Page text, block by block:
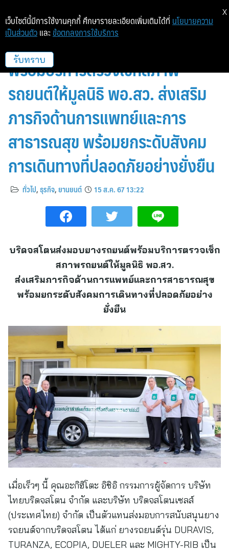
บริดจสโตนส่งมอบยางรถยนต์
พร้อมบริการตรวจเช็กสภาพ
รถยนต์ให้มูลนิธิ พอ.สว. ส่งเสริม
ภารกิจด้านการแพทย์และการ
สาธารณสุข พร้อมยกระดับสังคม
การเดินทางที่ปลอดภัยอย่างยั่งยืน
ทั่วไป,ธุรกิจ,ยานยนต์ 15 ส.ค. 67 13:22
บริดจสโตนส่งมอบยางรถยนต์พร้อมบริการตรวจเช็ก
สภาพรถยนต์ให้มูลนิธิ พอ.สว.
ส่งเสริมภารกิจด้านการแพทย์และการสาธารณสุข
พร้อมยกระดับสังคมการเดินทางที่ปลอดภัยอย่าง
ยั่งยืน
เมื่อเร็วๆ นี้ คุณอะกิฮิโตะ อิชิอิ กรรมการผู้จัดการ บริษัท
ไทยบริดจสโตน จํากัด และบริษัท บริดจสโตนเซลส์
(ประเทศไทย) จำกัด เป็นตัวแทนส่งมอบการสนับสนุนยาง
รถยนต์จากบริดจสโตน ได้แก่ ยางรถยนต์รุ่น DURAVIS,
TURANZA, ECOPIA, DUELER และ MIGHTY-RIB เป็น
เว็บไซต์นี้มีการใช้งานคุกกี้ ศึกษารายละเอียดเพิ่มเติมได้ที่ นโยบายความ
เป็นส่วนตัว และ ข้อตกลงการใช้บริการ
รับทราบ
X